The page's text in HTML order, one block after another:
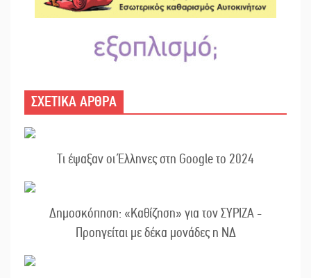
ΣΧΕΤΙΚΑ ΑΡΘΡΑ
Τι έψαξαν οι Έλληνες στη Google το 2024
Δημοσκόπηση: «Καθίζηση» για τον ΣΥΡΙΖΑ -
Προηγείται με δέκα μονάδες η ΝΔ